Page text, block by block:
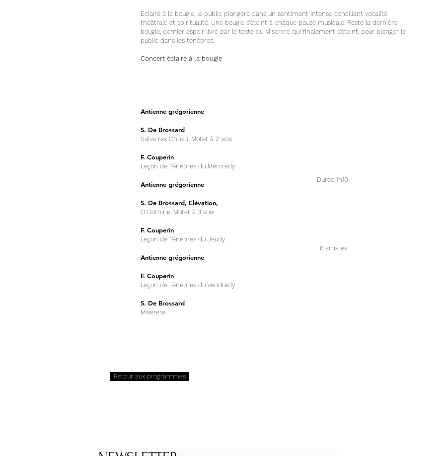
Eclairé à la bougie, le public plongera dans un sentiment intense conciliant vocalité
théâtrale et spiritualité. Une bougie s’éteint à chaque pause musicale. Reste la dernière
bougie, dernier espoir livré par le texte du Miserere qui finalement s’éteint, pour plonger le
public dans les ténèbres.
Concert éclairé à la bougie
Antienne grégorienne
S. De Brossard
Salve rex Christi, Motet à 2 voix
F. Couperin
Leçon de Ténèbres du Mercredy
Antienne grégorienne
S. De Brossard, Elévation,
O Domine, Motet à 3 voix
F. Couperin
Leçon de Ténèbres du Jeudy
Antienne grégorienne
F. Couperin
Leçon de Ténèbres du vendredy
S. De Brossard
Miserere
Durée 1h10
6 artistes
Retour aux programmes